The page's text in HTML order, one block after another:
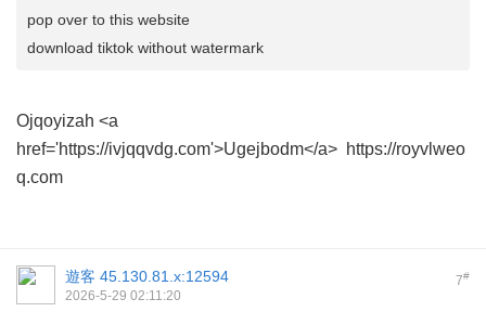
pop over to this website
download tiktok without watermark
Ojqoyizah <a
href='https://ivjqqvdg.com'>Ugejbodm</a> https://royvlweo
q.com
7#
遊客 45.130.81.x:12594
2026-5-29 02:11:20